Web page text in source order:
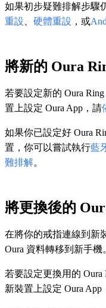
如果初步疑難排解步驟
重設
硬體重設 ，或
將新的 Oura
若要設定新的 Oura Ring
置上設定 Oura App，請
如果你已設定好 Oura
置，你可以嘗試執行藍
難排解。
將更換後的
在將你的戒指連線到新
Oura 資料轉移到新手機
若要設定更換用的 Oura
新裝置上設定 Oura App